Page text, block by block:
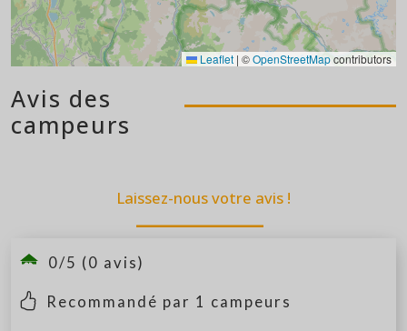
Leaflet | ©OpenStreetMapcontributors
Avis des
campeurs
Laissez-nous votre avis !
0/5 (0 avis)
Recommandé par 1 campeurs